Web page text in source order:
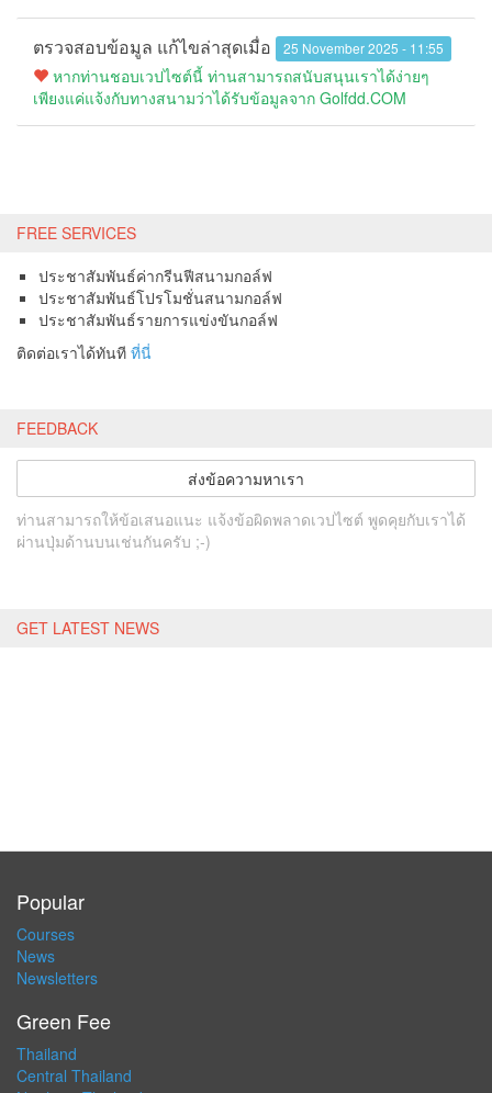
ตรวจสอบข้อมูล แก้ไขล่าสุดเมื่อ 25 November 2025 - 11:55
หากท่านชอบเวปไซต์นี้ ท่านสามารถสนับสนุนเราได้ง่ายๆ
เพียงแค่แจ้งกับทางสนามว่าได้รับข้อมูลจาก Golfdd.COM
FREE SERVICES
ประชาสัมพันธ์ค่ากรีนฟีสนามกอล์ฟ
ประชาสัมพันธ์โปรโมชั่นสนามกอล์ฟ
ประชาสัมพันธ์รายการแข่งขันกอล์ฟ
ติดต่อเราได้ทันที ที่นี่
FEEDBACK
ส่งข้อความหาเรา
ท่านสามารถให้ข้อเสนอแนะ แจ้งข้อผิดพลาดเวปไซต์ พูดคุยกับเราได้
ผ่านปุ่มด้านบนเช่นกันครับ ;-)
GET LATEST NEWS
Popular
Courses
News
Newsletters
Green Fee
Thailand
Central Thailand